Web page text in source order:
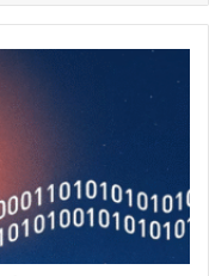
تُطلق
فضائية
مدارية